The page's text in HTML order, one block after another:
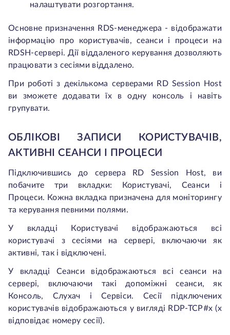
налаштувати розгортання.
Основне призначення RDS-менеджера - відображати
інформацію про користувачів, сеанси і процеси на
RDSH-сервері. Дії віддаленого керування дозволяють
працювати з сесіями віддалено.
При роботі з декількома серверами RD Session Host
ви зможете додавати їх в одну консоль і навіть
групувати.
ОБЛІКОВІ ЗАПИСИ КОРИСТУВАЧІВ,
АКТИВНІ СЕАНСИ І ПРОЦЕСИ
Підключившись до сервера RD Session Host, ви
побачите три вкладки: Користувачі, Сеанси і
Процеси. Кожна вкладка призначена для моніторингу
та керування певними полями.
У вкладці Користувачі відображаються всі
користувачі з сесіями на сервері, включаючи як
активні, так і відключені.
У вкладці Сеанси відображаються всі сеанси на
сервері, включаючи такі допоміжні сеанси, як
Консоль, Слухач і Сервіси. Сесії підключених
користувачів відображаються у вигляді RDP-TCP#x (x
відповідає номеру сесії).